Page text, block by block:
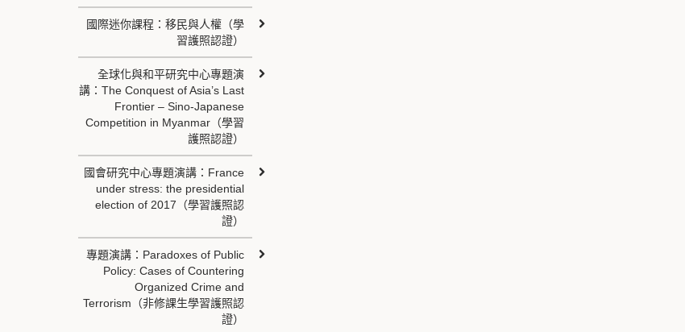
國際迷你課程：移民與人權（學
習護照認證）
全球化與和平研究中心專題演
講：The Conquest of Asia’s Last
Frontier – Sino-Japanese
Competition in Myanmar（學習
護照認證）
國會研究中心專題演講：France
under stress: the presidential
election of 2017（學習護照認
證）
專題演講：Paradoxes of Public
Policy: Cases of Countering
Organized Crime and
Terrorism（非修課生學習護照認
證）